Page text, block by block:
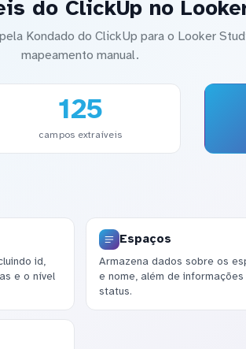
do ClickUp no
Kondado do ClickUp para o Looker
mapeamento manual.
125
campos extraíveis
id,
e o nível
Espaços
Armazena dados sobre os
e nome, além de
status.